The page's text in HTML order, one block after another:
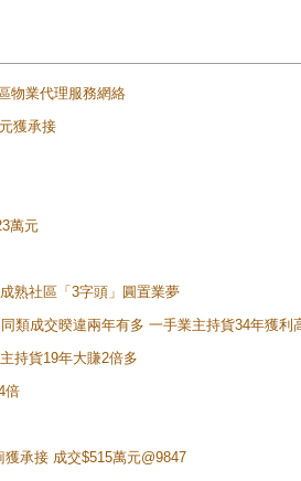
物業代理服務網絡
獲承接
萬元
熟社區「3字頭」圓置業夢
類成交暌違兩年有多 一手業主持貨34年獲利
持貨19年大賺2倍多
倍
承接 成交$515萬元@9847